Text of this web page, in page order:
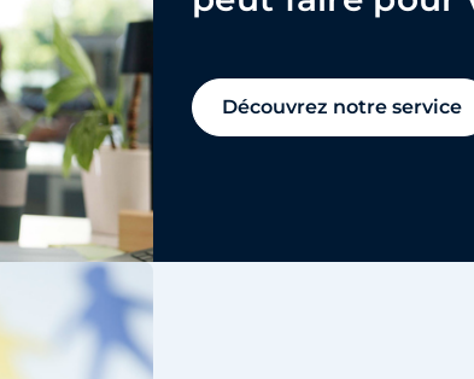
Découvrez notre service